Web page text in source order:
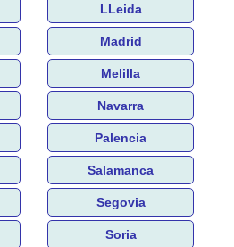
LLeida
Madrid
Melilla
Navarra
Palencia
Salamanca
Segovia
Soria